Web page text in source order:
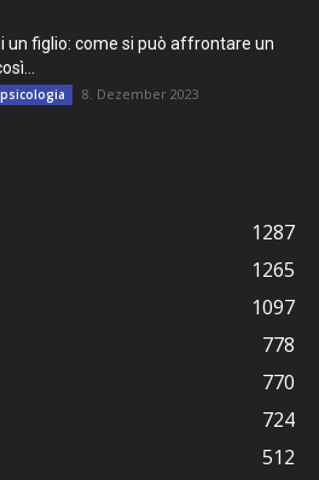
un figlio: come si può affrontare un
8. Dezember 2023
1287
1265
1097
778
770
724
512